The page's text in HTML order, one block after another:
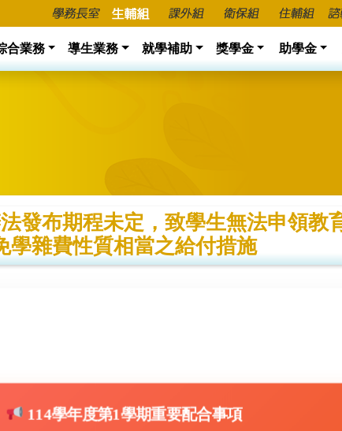
合業務 導生業務 就學補助 獎學金 助學金
發布期程未定，致學生無法申領教
學雜費性質相當之給付措施
114學年度第1學期重要配合事項